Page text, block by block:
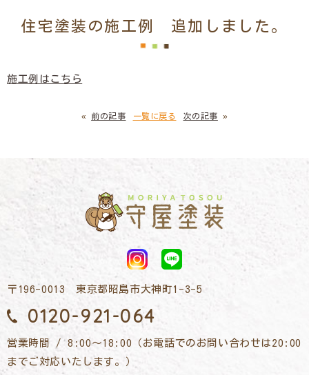
住宅塗装の施工例 追加しました。
施工例はこちら
« 前の記事 一覧に戻る 次の記事 »
〒196-0013 東京都昭島市大神町1-3-5
0120-921-064
営業時間 / 8:00～18:00（お電話でのお問い合わせは20:00
までご対応いたします。）